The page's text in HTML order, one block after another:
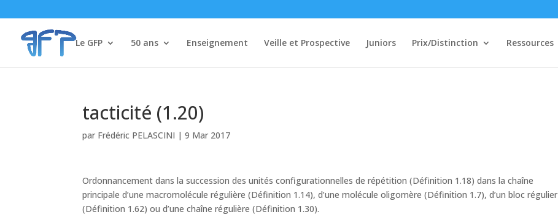
Le GFP 50 ans Enseignement Veille et Prospective Juniors Prix/Distinction Ressources
tacticité (1.20)
par Frédéric PELASCINI |9 Mar 2017
Ordonnancement dans la succession des unités configurationnelles de répétition (Définition 1.18) dans la chaîne
principale d’une macromolécule régulière (Définition 1.14), d’une molécule oligomère (Définition 1.7), d’un bloc régulier
(Définition 1.62) ou d’une chaîne régulière (Définition 1.30).